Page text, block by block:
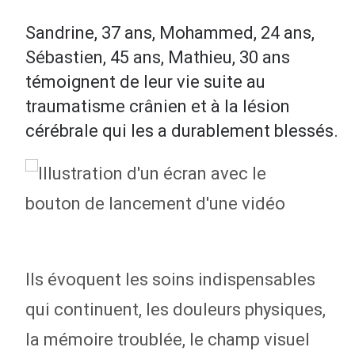
Sandrine, 37 ans, Mohammed, 24 ans,
Sébastien, 45 ans, Mathieu, 30 ans
témoignent de leur vie suite au
traumatisme crânien et à la lésion
cérébrale qui les a durablement blessés.
Ils évoquent les soins indispensables
qui continuent, les douleurs physiques,
la mémoire troublée, le champ visuel